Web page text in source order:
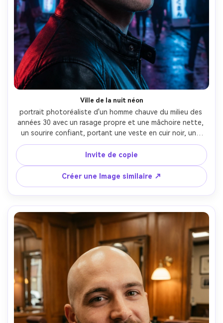
Ville de la nuit néon
portrait photoréaliste d'un homme chauve du milieu des
années 30 avec un rasage propre et une mâchoire nette,
un sourire confiant, portant une veste en cuir noir, une
rue éclairée au néon la nuit avec des reflets de
signalisation rose et bleu sur le cuir chevelu, une lumière
forte sur la jante et un remplissage de néon ambiant,
Canon R6, 50 mm f/1.4, encadrement gros plan, profil 3/4,
ambiance de vie nocturne cyberpunk, texture de peau
réaliste et reflets speculaires, haute résolution, mise au
point nette, qualité de couleur vive-AR 4:5
Invite de copie
Créer une Image similaire ↗
Créez des images IA
à l’infini. 100 %
gratuit!
Créer Gratuitement →